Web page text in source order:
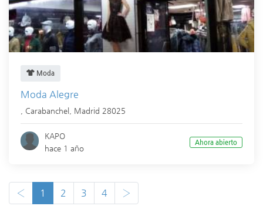
Moda
Moda Alegre
Carabanchel Madrid 28025
KAPO
hace 1 año
Ahora abierto
‹ 1 2 3 4 ›